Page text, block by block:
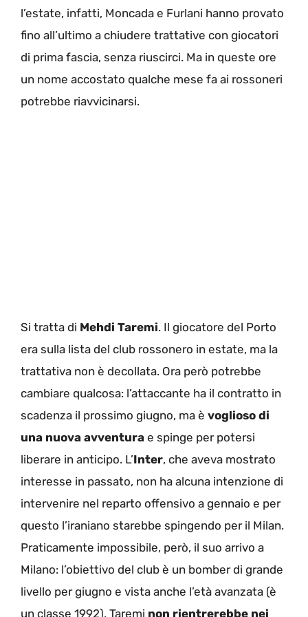
l’estate, infatti, Moncada e Furlani hanno provato
fino all’ultimo a chiudere trattative con giocatori
di prima fascia, senza riuscirci. Ma in queste ore
un nome accostato qualche mese fa ai rossoneri
potrebbe riavvicinarsi.
Si tratta di Mehdi Taremi. Il giocatore del Porto
era sulla lista del club rossonero in estate, ma la
trattativa non è decollata. Ora però potrebbe
cambiare qualcosa: l’attaccante ha il contratto in
scadenza il prossimo giugno, ma è voglioso di
una nuova avventura e spinge per potersi
liberare in anticipo. L’Inter, che aveva mostrato
interesse in passato, non ha alcuna intenzione di
intervenire nel reparto offensivo a gennaio e per
questo l’iraniano starebbe spingendo per il Milan.
Praticamente impossibile, però, il suo arrivo a
Milano: l’obiettivo del club è un bomber di grande
livello per giugno e vista anche l’età avanzata (è
un classe 1992), Taremi non rientrerebbe nei